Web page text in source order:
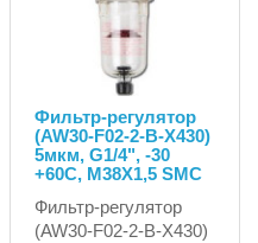
Фильтр-регулятор
(AW30-F02-2-B-X430)
5мкм, G1/4", -30
+60C, М38X1,5 SMC
Фильтр-регулятор
(AW30-F02-2-B-X430)